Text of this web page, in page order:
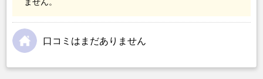
口コミはまだありません